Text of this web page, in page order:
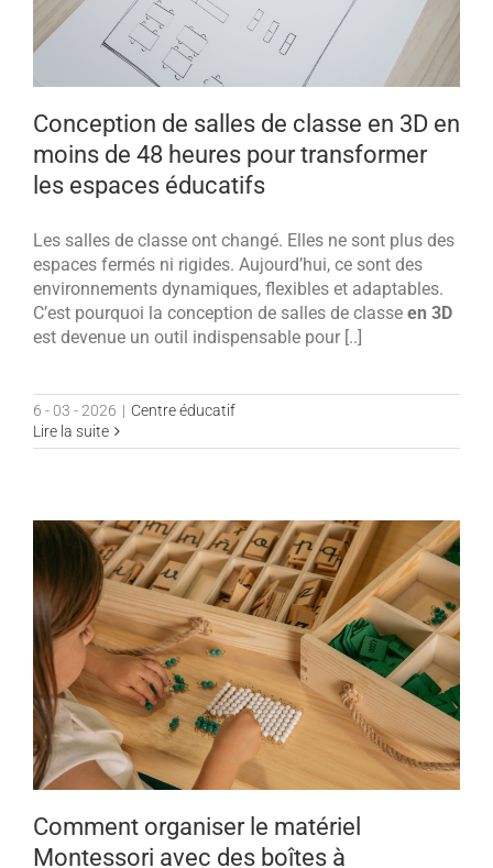
Conception de salles de classe en 3D en
moins de 48 heures pour transformer
les espaces éducatifs
Les salles de classe ont changé. Elles ne sont plus des
espaces fermés ni rigides. Aujourd’hui, ce sont des
environnements dynamiques, flexibles et adaptables.
C’est pourquoi la conception de salles de classe en 3D
est devenue un outil indispensable pour [..]
6 - 03 - 2026 | Centre éducatif
Lire la suite
Comment organiser le matériel
Montessori avec des boîtes à